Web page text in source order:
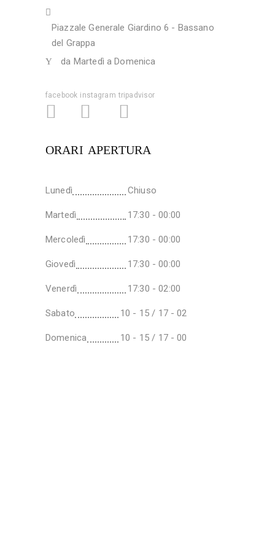
Piazzale Generale Giardino 6 - Bassano
del Grappa
da Martedì a Domenica
facebook instagram tripadvisor
ORARI APERTURA
Lunedì Chiuso
Martedì 17:30 - 00:00
Mercoledì 17:30 - 00:00
Giovedì 17:30 - 00:00
Venerdì 17:30 - 02:00
Sabato 10 - 15 / 17 - 02
Domenica 10 - 15 / 17 - 00